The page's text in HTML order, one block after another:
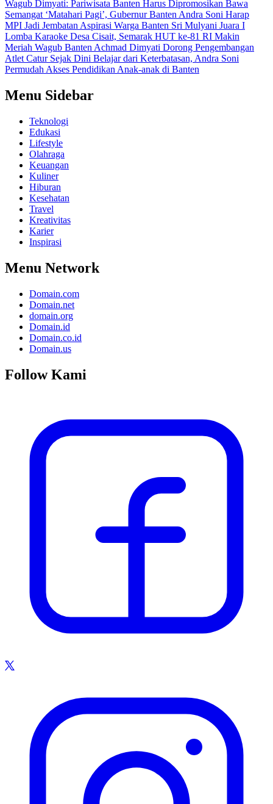
Wagub Dimyati: Pariwisata Banten Harus Dipromosikan Bawa
Semangat ‘Matahari Pagi’, Gubernur Banten Andra Soni Harap
MPI Jadi Jembatan Aspirasi Warga Banten Sri Mulyani Juara I
Lomba Karaoke Desa Cisait, Semarak HUT ke-81 RI Makin
Meriah Wagub Banten Achmad Dimyati Dorong Pengembangan
Atlet Catur Sejak Dini Belajar dari Keterbatasan, Andra Soni
Permudah Akses Pendidikan Anak-anak di Banten
Menu Sidebar
Teknologi
Edukasi
Lifestyle
Olahraga
Keuangan
Kuliner
Hiburan
Kesehatan
Travel
Kreativitas
Karier
Inspirasi
Menu Network
Domain.com
Domain.net
domain.org
Domain.id
Domain.co.id
Domain.us
Follow Kami